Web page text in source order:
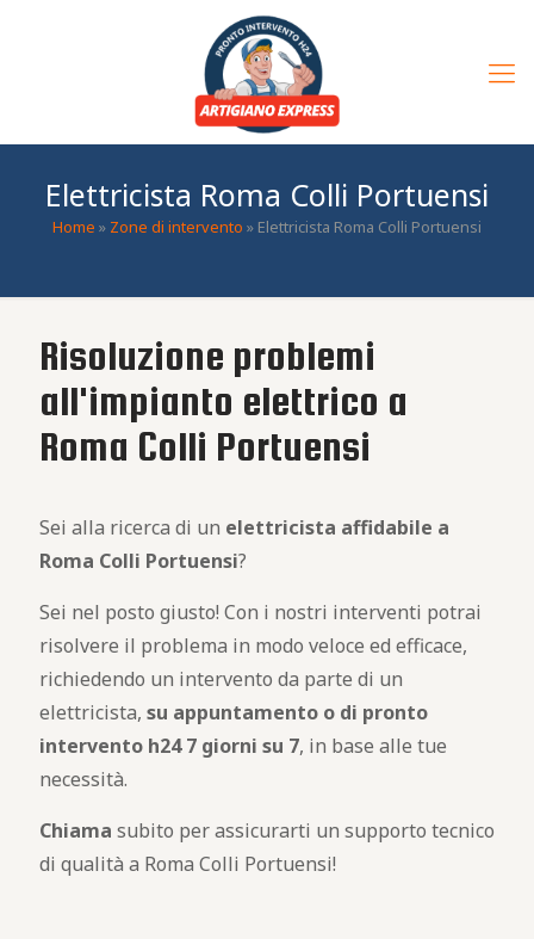
Elettricista Roma Colli Portuensi
Home » Zone di intervento » Elettricista Roma Colli Portuensi
Risoluzione problemi
all'impianto elettrico a
Roma Colli Portuensi
Sei alla ricerca di un elettricista affidabile a
Roma Colli Portuensi?
Sei nel posto giusto! Con i nostri interventi potrai
risolvere il problema in modo veloce ed efficace,
richiedendo un intervento da parte di un
elettricista, su appuntamento o di pronto
intervento h24 7 giorni su 7, in base alle tue
necessità.
Chiama subito per assicurarti un supporto tecnico
di qualità a Roma Colli Portuensi!